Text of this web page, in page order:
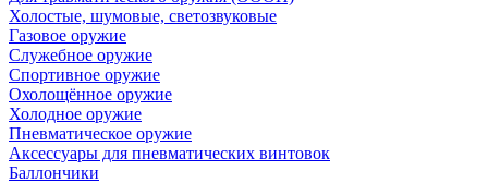
Холостые, шумовые, светозвуковые
Газовое оружие
Служебное оружие
Спортивное оружие
Охолощённое оружие
Холодное оружие
Пневматическое оружие
Аксессуары для пневматических винтовок
Баллончики